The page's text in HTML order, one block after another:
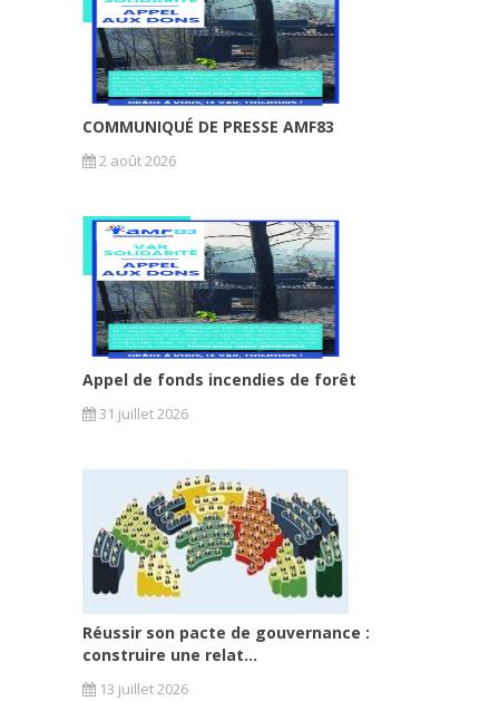
COMMUNIQUÉ DE PRESSE AMF83
2 août 2026
Appel de fonds incendies de forêt
31 juillet 2026
Réussir son pacte de gouvernance :
construire une relat...
13 juillet 2026